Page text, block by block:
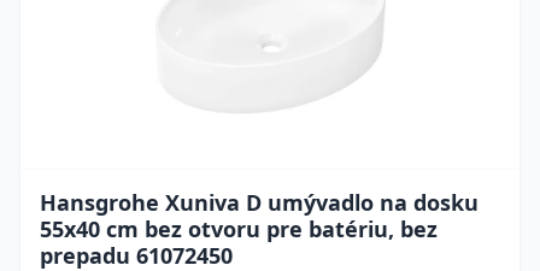
Hansgrohe Xuniva D umývadlo na dosku
55x40 cm bez otvoru pre batériu, bez
prepadu 61072450